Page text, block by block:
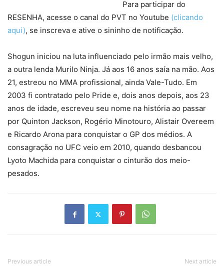
Para participar do
RESENHA, acesse o canal do PVT no Youtube (clicando
aqui), se inscreva e ative o sininho de notificação.
Shogun iniciou na luta influenciado pelo irmão mais velho,
a outra lenda Murilo Ninja. Já aos 16 anos saía na mão. Aos
21, estreou no MMA profissional, ainda Vale-Tudo. Em
2003 fi contratado pelo Pride e, dois anos depois, aos 23
anos de idade, escreveu seu nome na história ao passar
por Quinton Jackson, Rogério Minotouro, Alistair Overeem
e Ricardo Arona para conquistar o GP dos médios. A
consagração no UFC veio em 2010, quando desbancou
Lyoto Machida para conquistar o cinturão dos meio-
pesados.
Previous article Next article